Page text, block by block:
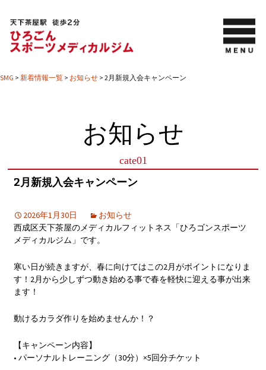
SMG > 新着情報一覧 > お知らせ > 2月新規入会キャンペーン
お知らせ
cate01
2月新規入会キャンペーン
2026年1月30日
お知らせ
西成区天下茶屋のメディカルフィットネス「ひろゴンスポーツ
メディカルジム」です。
寒い日が続きますが、春に向けてはこの2月がポイントになりま
す！2月から少しずつ動き始める事で春を軽快に迎える事が出来
ます！
動けるカラダ作りを始めませんか！？
【キャンペーン内容】
• パーソナルトレーニング（30分）×5回分チケット